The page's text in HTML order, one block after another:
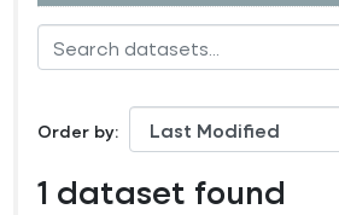
Order by
1 dataset found